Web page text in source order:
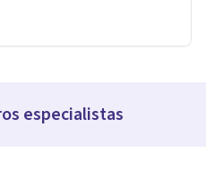
especialistas